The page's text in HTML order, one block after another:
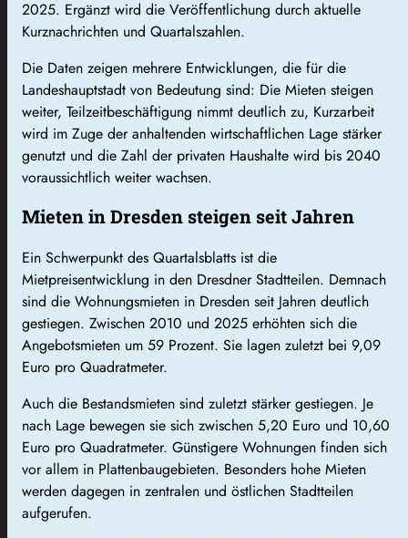
2025. Ergänzt wird die Veröffentlichung durch aktuelle
Kurznachrichten und Quartalszahlen.
Die Daten zeigen mehrere Entwicklungen, die für die
Landeshauptstadt von Bedeutung sind: Die Mieten steigen
weiter, Teilzeitbeschäftigung nimmt deutlich zu, Kurzarbeit
wird im Zuge der anhaltenden wirtschaftlichen Lage stärker
genutzt und die Zahl der privaten Haushalte wird bis 2040
voraussichtlich weiter wachsen.
Mieten in Dresden steigen seit Jahren
Ein Schwerpunkt des Quartalsblatts ist die
Mietpreisentwicklung in den Dresdner Stadtteilen. Demnach
sind die Wohnungsmieten in Dresden seit Jahren deutlich
gestiegen. Zwischen 2010 und 2025 erhöhten sich die
Angebotsmieten um 59 Prozent. Sie lagen zuletzt bei 9,09
Euro pro Quadratmeter.
Auch die Bestandsmieten sind zuletzt stärker gestiegen. Je
nach Lage bewegen sie sich zwischen 5,20 Euro und 10,60
Euro pro Quadratmeter. Günstigere Wohnungen finden sich
vor allem in Plattenbaugebieten. Besonders hohe Mieten
werden dagegen in zentralen und östlichen Stadtteilen
aufgerufen.